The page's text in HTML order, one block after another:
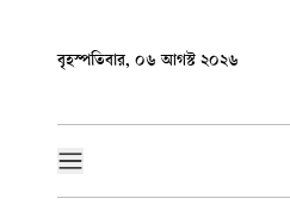
বৃহস্পতিবার, ০৬ আগস্ট ২০২৬